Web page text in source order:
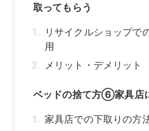
取ってもらう
リサイクルショップで
用
メリット・デメリット
ベッドの捨て方⑥家具店
家具店での下取りの方